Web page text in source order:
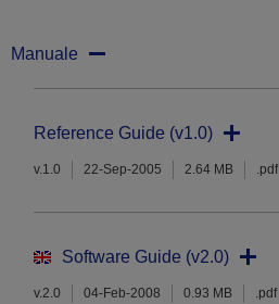
Manuale
Reference Guide (v1.0)
v.1.0 22-Sep-2005 2.64 MB .pdf
Software Guide (v2.0)
v.2.0 04-Feb-2008 0.93 MB .pdf